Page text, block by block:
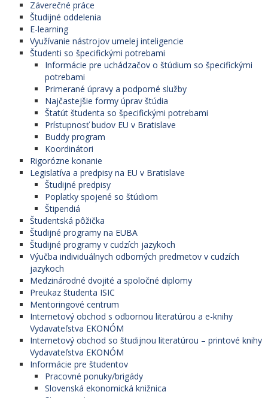
Záverečné práce
Študijné oddelenia
E-learning
Využívanie nástrojov umelej inteligencie
Študenti so špecifickými potrebami
Informácie pre uchádzačov o štúdium so špecifickými
potrebami
Primerané úpravy a podporné služby
Najčastejšie formy úprav štúdia
Štatút študenta so špecifickými potrebami
Prístupnosť budov EU v Bratislave
Buddy program
Koordinátori
Rigorózne konanie
Legislatíva a predpisy na EU v Bratislave
Študijné predpisy
Poplatky spojené so štúdiom
Štipendiá
Študentská pôžička
Študijné programy na EUBA
Študijné programy v cudzích jazykoch
Výučba individuálnych odborných predmetov v cudzích
jazykoch
Medzinárodné dvojité a spoločné diplomy
Preukaz študenta ISIC
Mentoringové centrum
Internetový obchod s odbornou literatúrou a e-knihy
Vydavateľstva EKONÓM
Internetový obchod so študijnou literatúrou – printové knihy
Vydavateľstva EKONÓM
Informácie pre študentov
Pracovné ponuky/brigády
Slovenská ekonomická knižnica